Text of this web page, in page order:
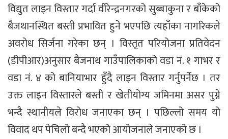
विद्युत लाइन विस्तार गर्दा वीरेन्द्रनगरको सुब्बाकुना र बाँकेको
बैजथानस्थित बस्ती प्रभावित हुने भएपछि त्यहाँका नागरिकले
अवरोध सिर्जना गरेका छन् । विस्तृत परियोजना प्रतिवेदन
(डीपीआर)अनुसार बैजनाथ गाउँपालिकाको वडा नं. १ गाभर र
वडा नं. ४ को बानियाभार हुँदै लाइन विस्तार गर्नुपर्नेछ । तर
उक्त लाइन विस्तारले बस्ती र खेतीयोग्य जमिनमा असर पुग्ने
भन्दै स्थानीयले विरोध जनाएका छन् । पछिल्लो समय यो
विवाद थप पेचिलो बन्दै भएको आयोजनाले जनाएको छ ।